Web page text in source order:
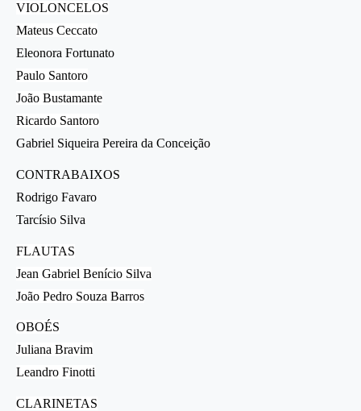
VIOLONCELOS
Mateus Ceccato
Eleonora Fortunato
Paulo Santoro
João Bustamante
Ricardo Santoro
Gabriel Siqueira Pereira da Conceição
CONTRABAIXOS
Rodrigo Favaro
Tarcísio Silva
FLAUTAS
Jean Gabriel Benício Silva
João Pedro Souza Barros
OBOÉS
Juliana Bravim
Leandro Finotti
CLARINETAS